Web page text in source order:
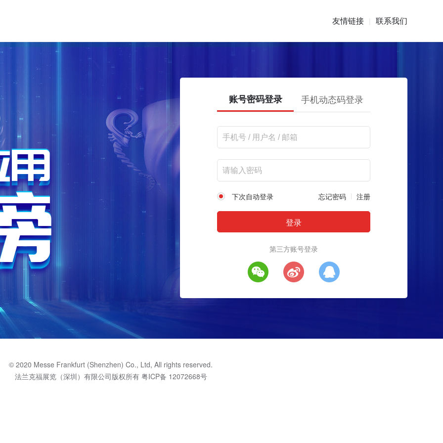
友情链接 | 联系我们
账号密码登录 手机动态码登录
下次自动登录 忘记密码 注册
第三方账号登录
© 2020 Messe Frankfurt (Shenzhen) Co., Ltd, All rights reserved.
法兰克福展览（深圳）有限公司版权所有 粤ICP备 12072668号